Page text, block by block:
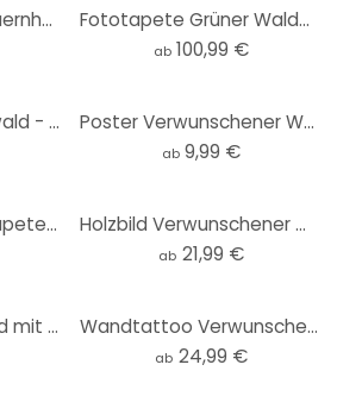
Wandbild Bunter Bauernhof in den Bergen - DigitalArtsi - Rund - Alu-Dibond Fototapete Grüner Waldweg - DigitalArtsi
ab 100,99 €
Fototapete Herbstwald - DigitalArtsi Poster Verwunschener Wald im Licht - DigitalArtsi
ab 9,99 €
Kindertapete Fototapete Verwunschener Wald im Licht - DigitalArtsi - Rund - Selbstklebend/Vlies Holzbild Verwunschener Wald im Licht - DigitalArtsi - Rund
ab 21,99 €
Poster Sonniger Wald mit Hirsch - DigitalArtsi Wandtattoo Verwunschener Wald im Licht - DigitalArtsi - Rund
ab 24,99 €